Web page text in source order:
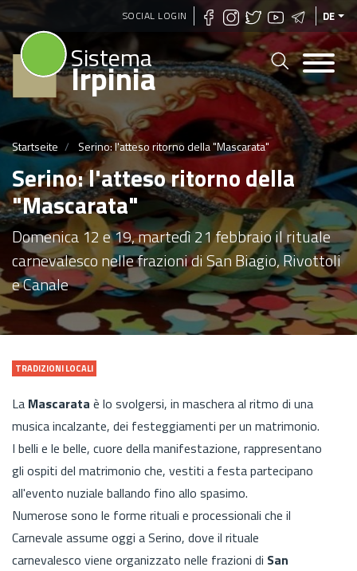
Direkt
zum
Inhalt
SOCIAL LOGIN DE
Sistema
Irpinia
Startseite Serino: l'atteso ritorno della "Mascarata"
Serino: l'atteso ritorno della
"Mascarata"
Domenica 12 e 19, martedì 21 febbraio il rituale
carnevalesco nelle frazioni di San Biagio, Rivottoli
e Canale
TRADIZIONI LOCALI
La Mascarata è lo svolgersi, in maschera al ritmo di una
musica incalzante, dei festeggiamenti per un matrimonio.
I belli e le belle, cuore della manifestazione, rappresentano
gli ospiti del matrimonio che, vestiti a festa partecipano
all'evento nuziale ballando fino allo spasimo.
Numerose sono le forme rituali e processionali che il
Carnevale assume oggi a Serino, dove il rituale
carnevalesco viene organizzato nelle frazioni di San